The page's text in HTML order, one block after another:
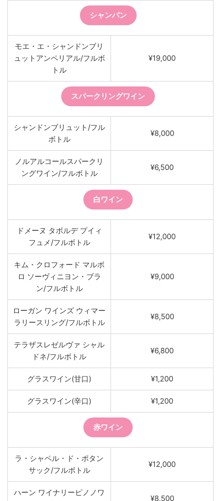
シャンパン
モエ・エ・シャンドンブリ
ュットアンペリアル/フルボ
トル
¥19,000
スパークリングワイン
シャンドンブリュット/フル
ボトル
¥8,000
ノルアルコールスパークリ
ングワイン/フルボトル
¥6,500
白ワイン
ドメーヌ タボルデ プイィ
フュメ/フルボトル
¥12,000
キム・クロフォード マルボ
ロ ソーヴィニヨン・ブラ
ン/フルボトル
¥9,000
ローガン ワインズ ウィマー
ラリースリング/フルボトル
¥8,500
テラザスレゼルヴァ シャル
ドネ/フルボトル
¥6,800
グラスワイン(甘口) ¥1,200
グラスワイン(辛口) ¥1,200
赤ワイン
ラ・シャペル・ド・ポタン
サック/フルボトル
¥12,000
ハーン ワイナリーピノノワ
¥8,500